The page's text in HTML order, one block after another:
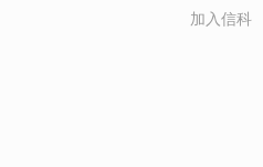
加入信科